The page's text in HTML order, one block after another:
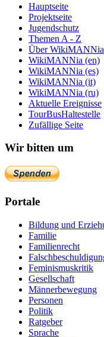
Hauptseite
Projektseite
Jugendschutz
Themen A - Z
Über WikiMANNia
WikiMANNia (en)
WikiMANNia (es)
WikiMANNia (it)
WikiMANNia (ru)
Aktuelle Ereignisse
TourBusHaltestelle
Zufällige Seite
Wir bitten um
Portale
Bildung und
Familie
Familienrecht
Feminismuskritik
Gesellschaft
Männerbewegung
Personen
Politik
Ratgeber
Sprache